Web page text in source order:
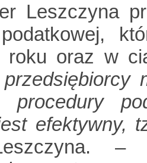
Leszczyna
roku oraz w
procedury
efektywny,